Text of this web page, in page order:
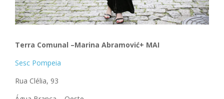
Terra Comunal –Marina Abramović+ MAI
Sesc Pompeia
Rua Clélia, 93